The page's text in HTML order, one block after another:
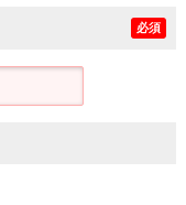
必須